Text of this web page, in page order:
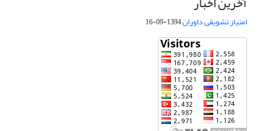
امتیاز تشویقی داوران1394-09-16